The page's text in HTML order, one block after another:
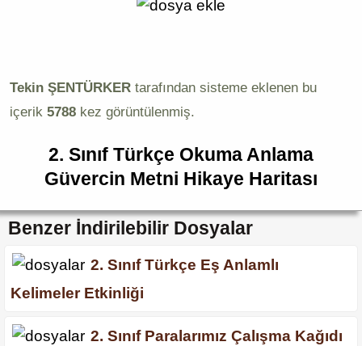
Tekin ŞENTÜRKER tarafından sisteme eklenen bu
içerik 5788 kez görüntülenmiş.
2. Sınıf Türkçe Okuma Anlama
Güvercin Metni Hikaye Haritası
Benzer İndirilebilir Dosyalar
2. Sınıf Türkçe Eş Anlamlı
Kelimeler Etkinliği
2. Sınıf Paralarımız Çalışma Kağıdı